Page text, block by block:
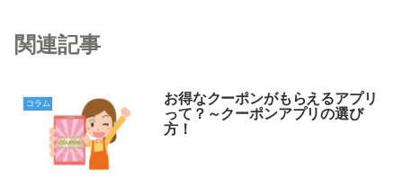
関連記事
コラム
お得なクーポンがもらえるアプリ
って？～クーポンアプリの選び
方！